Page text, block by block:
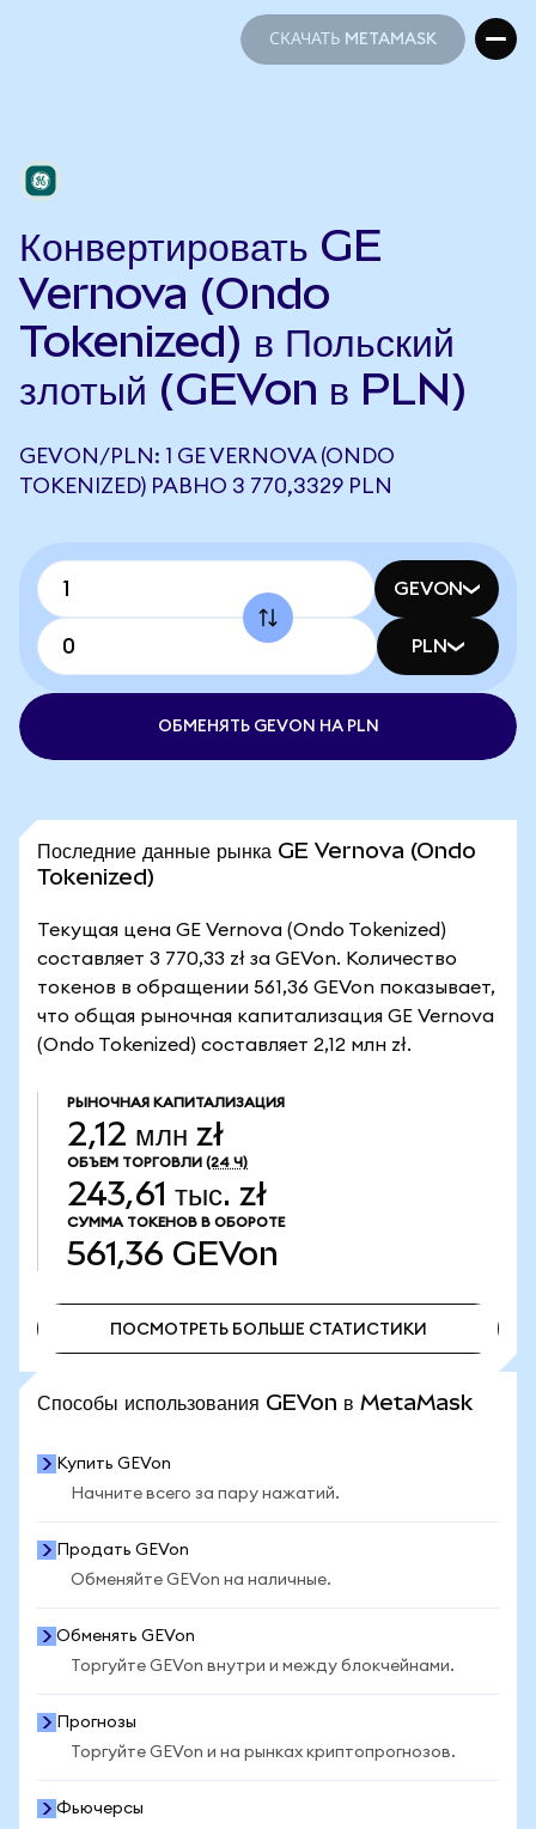
СКАЧАТЬ METAMASK
Конвертировать GE
Vernova (Ondo
Tokenized) в Польский
злотый (GEVon в PLN)
GEVON/PLN: 1 GE VERNOVA (ONDO
TOKENIZED) РАВНО 3 770,3329 PLN
GEVON
PLN
ОБМЕНЯТЬ GEVON НА PLN
Последние данные рынка GE Vernova (Ondo
Tokenized)
Текущая цена GE Vernova (Ondo Tokenized)
составляет 3 770,33 zł за GEVon. Количество
токенов в обращении 561,36 GEVon показывает,
что общая рыночная капитализация GE Vernova
(Ondo Tokenized) составляет 2,12 млн zł.
РЫНОЧНАЯ КАПИТАЛИЗАЦИЯ
2,12 млн zł
ОБЪЕМ ТОРГОВЛИ (24 Ч)
243,61 тыс. zł
СУММА ТОКЕНОВ В ОБОРОТЕ
561,36 GEVon
ПОСМОТРЕТЬ БОЛЬШЕ СТАТИСТИКИ
Способы использования GEVon в MetaMask
Купить GEVon
Начните всего за пару нажатий.
Продать GEVon
Обменяйте GEVon на наличные.
Обменять GEVon
Торгуйте GEVon внутри и между блокчейнами.
Прогнозы
Торгуйте GEVon и на рынках криптопрогнозов.
Фьючерсы